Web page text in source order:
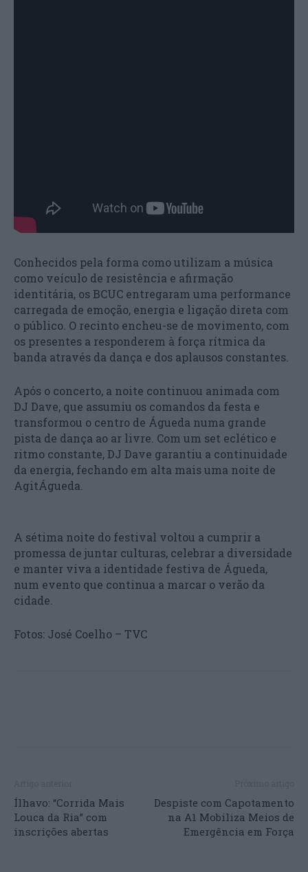
Conhecidos pela forma como utilizam a música
como veículo de resistência e afirmação
identitária, os BCUC entregaram uma performance
carregada de emoção, energia e ligação direta com
o público. O recinto encheu-se de movimento, com
os presentes a responderem à força rítmica da
banda através da dança e dos aplausos constantes.
Após o concerto, a noite continuou animada com
DJ Dave, que assumiu os comandos da festa e
transformou o centro de Águeda numa grande
pista de dança ao ar livre. Com um set eclético e
ritmo constante, DJ Dave garantiu a continuidade
da energia, fechando em alta mais uma noite de
AgitÁgueda.
A sétima noite do festival voltou a cumprir a
promessa de juntar culturas, celebrar a diversidade
e manter viva a identidade festiva de Águeda,
num evento que continua a marcar o verão da
cidade.
Fotos: José Coelho – TVC
Ílhavo: “Corrida Mais
Louca da Ria” com
inscrições abertas
Despiste com Capotamento
na A1 Mobiliza Meios de
Emergência em Força